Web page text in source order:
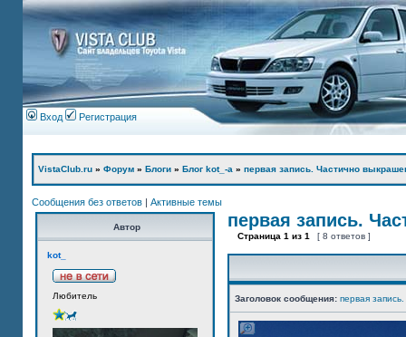
Вход Регистрация
VistaClub.ru » Форум » Блоги » Блог kot_-а » первая запись. Частично
Сообщения без ответов | Активные темы
Автор
kot_
Любитель
первая запись.
Страница 1 из 1 [ 8 ответов ]
Заголовок сообщения: первая